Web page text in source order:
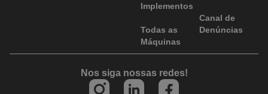
Implementos
Todas as
Máquinas
Canal de
Denúncias
Nos siga nossas redes!